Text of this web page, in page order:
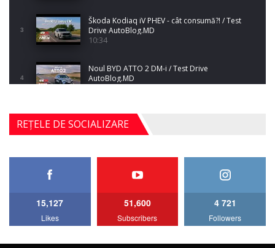
3
Škoda Kodiaq iV PHEV - cât consumă?! / Test
Drive AutoBlog.MD
10:34
4
Noul BYD ATTO 2 DM-i / Test Drive
AutoBlog.MD
17:35
5
Noul Mercedes-Benz S-Class facelift (S 580
4MATIC V223) / Test Drive AutoBlog.MD
27:33
AutoBlog.MD
REȚELE DE SOCIALIZARE
15,127
Likes
51,600
Subscribers
4 721
Followers